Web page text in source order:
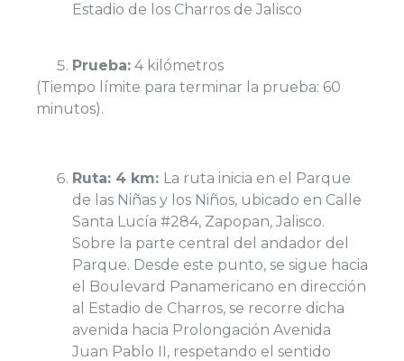
Estadio de los Charros de Jalisco
Prueba: 4 kilómetros
(Tiempo límite para terminar la prueba: 60
minutos).
Ruta: 4 km: La ruta inicia en el Parque
de las Niñas y los Niños, ubicado en Calle
Santa Lucía #284, Zapopan, Jalisco.
Sobre la parte central del andador del
Parque. Desde este punto, se sigue hacia
el Boulevard Panamericano en dirección
al Estadio de Charros, se recorre dicha
avenida hacia Prolongación Avenida
Juan Pablo II, respetando el sentido